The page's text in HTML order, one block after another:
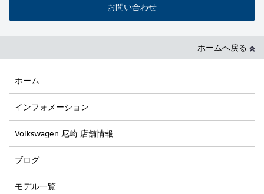
お問い合わせ
ホームへ戻る
ホーム
インフォメーション
Volkswagen 尼崎 店舗情報
ブログ
モデル一覧